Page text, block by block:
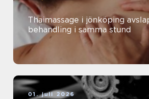
Thaimassage i jönköping avslappning och
behandling i samma stund
01. juli 2026